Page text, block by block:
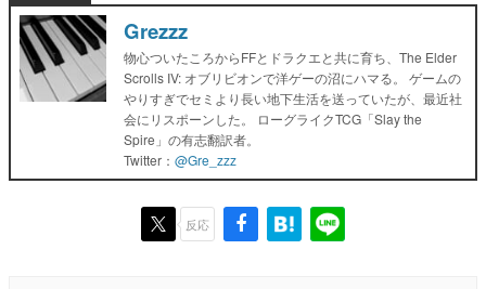
Grezzz
物心ついたころからFFとドラクエと共に育ち、The Elder
Scrolls IV: オブリビオンで洋ゲーの沼にハマる。 ゲームの
やりすぎでセミより長い地下生活を送っていたが、最近社
会にリスポーンした。 ローグライクTCG「Slay the
Spire」の有志翻訳者。
Twitter： @Gre_zzz
反応